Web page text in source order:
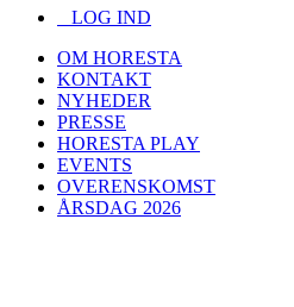
LOG IND
OM HORESTA
KONTAKT
NYHEDER
PRESSE
HORESTA PLAY
EVENTS
OVERENSKOMST
ÅRSDAG 2026